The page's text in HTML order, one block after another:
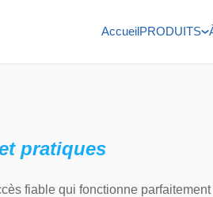
AccueilPRODUITS
pratiques
fiable qui fonctionne parfaitement